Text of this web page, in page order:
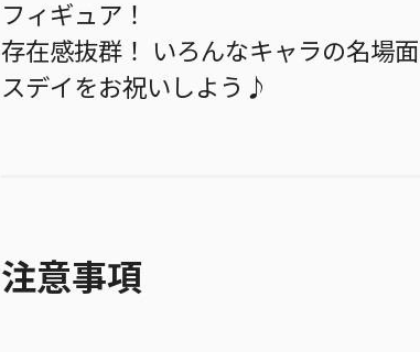
フィギュア！
存在感抜群！ いろんなキャラの名場
スデイをお祝いしよう♪
注意事項